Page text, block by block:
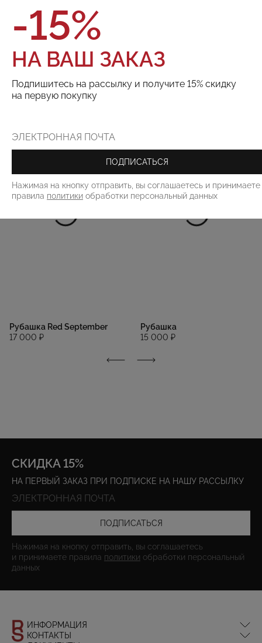
Поделиться:
РЕКОМЕНДУЕМ
Рубашка Red September
17 000 ₽
Рубашка
15 000 ₽
СКИДКА 15%
НА ПЕРВЫЙ ЗАКАЗ ПРИ ПОДПИСКЕ НА НАШУ РАССЫЛКУ
ПОДПИСАТЬСЯ
Нажимая на кнопку отправить, вы соглашаетесь
и принимаете правила политики обработки персональный
данных
ИНФОРМАЦИЯ
КОНТАКТЫ
-15%
НА ВАШ ЗАКАЗ
Подпишитесь на рассылку и получите 15% скидку
на первую покупку
ПОДПИСАТЬСЯ
Нажимая на кнопку отправить, вы соглашаетесь и принимаете
правила политики обработки персональный данных